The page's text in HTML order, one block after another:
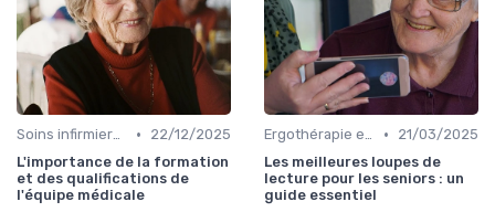
Soins infirmiers à domicile •
22/12/2025
L'importance de la formation
et des qualifications de
l'équipe médicale
Ergothérapie et rééducation •
21/03/2025
Les meilleures loupes de
lecture pour les seniors : un
guide essentiel